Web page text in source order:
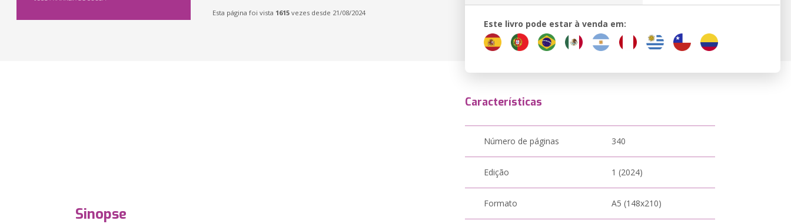
Esta página foi vista 1615 vezes desde 21/08/2024
Este livro pode estar à venda em:
Sinopse
Características
Número de páginas 340
Edição 1 (2024)
Formato A5 (148x210)